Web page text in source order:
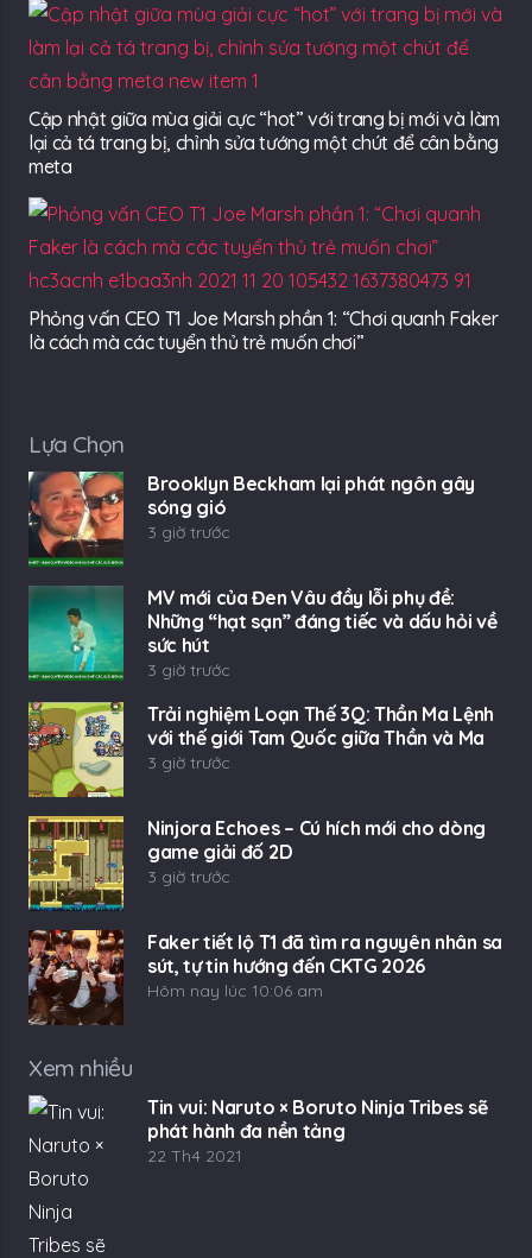
Cập nhật giữa mùa giải cực “hot” với trang bị mới và làm
lại cả tá trang bị, chỉnh sửa tướng một chút để cân bằng
meta
Phỏng vấn CEO T1 Joe Marsh phần 1: “Chơi quanh Faker
là cách mà các tuyển thủ trẻ muốn chơi”
Lựa Chọn
Brooklyn Beckham lại phát ngôn gây
sóng gió
3 giờ trước
MV mới của Đen Vâu đầy lỗi phụ đề:
Những “hạt sạn” đáng tiếc và dấu hỏi về
sức hút
3 giờ trước
Trải nghiệm Loạn Thế 3Q: Thần Ma Lệnh
với thế giới Tam Quốc giữa Thần và Ma
3 giờ trước
Ninjora Echoes – Cú hích mới cho dòng
game giải đố 2D
3 giờ trước
Faker tiết lộ T1 đã tìm ra nguyên nhân sa
sút, tự tin hướng đến CKTG 2026
Hôm nay lúc 10:06 am
Xem nhiều
Tin vui: Naruto × Boruto Ninja Tribes sẽ
phát hành đa nền tảng
22 Th4 2021